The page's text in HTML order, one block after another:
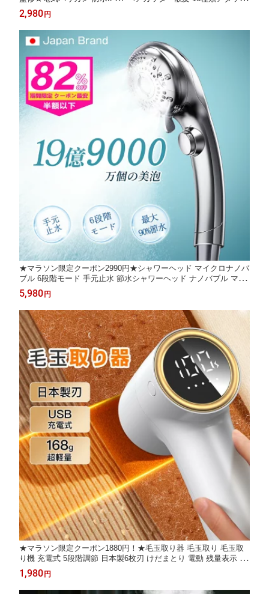
メント 低騒音 ロック機能日本製刃 バリカンメンズ USB急速充電
コードレス バリカン子供 家庭用 業務用 ヘアトリマー セルフカッ
ト
2,980 円
★マラソン限定クーポン2990円★シャワーヘッド マイクロナノバ
ブル 6段階モード 手元止水 節水シャワーヘッド ナノバブル マイ
クロバブル 増圧節水 極細水流 肌ケア ミスト 高洗浄力 毛穴汚れ
除去 肌に優しい 頭皮ケア 保温保湿 美肌 美髪 汎用アダプター 取
付簡単
5,980 円
★マラソン限定クーポン1880円！★毛玉取り器 毛玉取り 毛玉取
り機 充電式 5段階調節 日本製6枚刃 けだまとり 電動 残量表示 ハ
ンディ毛玉カット コンパクト コードレス 持ち運びやすい 軽量 le
dパネル付き 安全装置付き 毛玉ポケット付き 大容量バッテリー
切れ味抜群
1,980 円